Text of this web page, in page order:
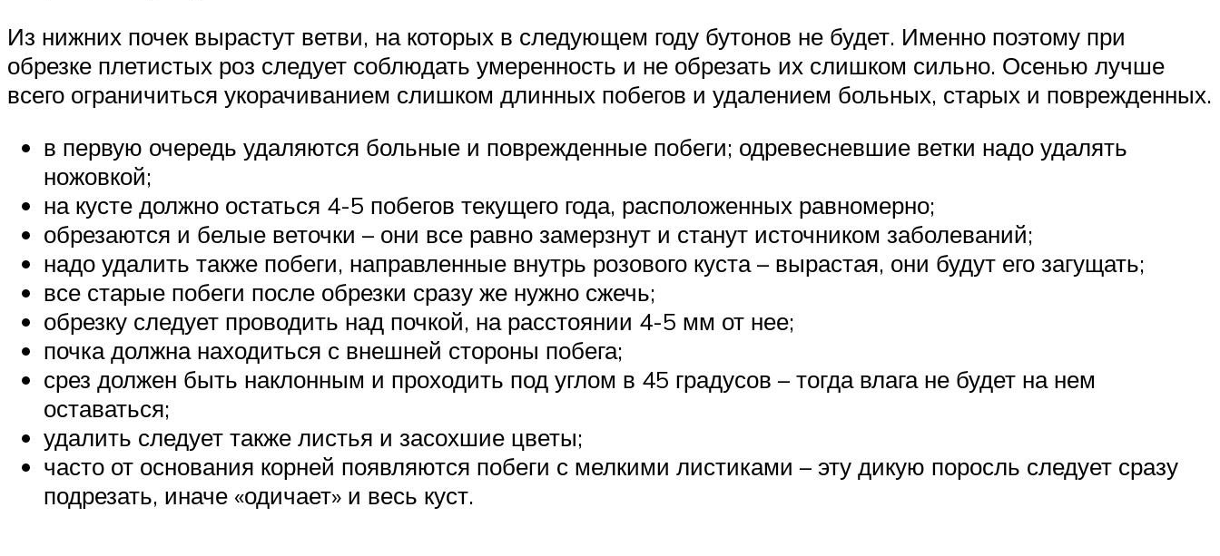
Из нижних почек вырастут ветви, на которых в следующем году бутонов не будет. Именно поэтому при
обрезке плетистых роз следует соблюдать умеренность и не обрезать их слишком сильно. Осенью лучше
всего ограничиться укорачиванием слишком длинных побегов и удалением больных, старых и поврежденных.
в первую очередь удаляются больные и поврежденные побеги; одревесневшие ветки надо удалять
ножовкой;
на кусте должно остаться 4-5 побегов текущего года, расположенных равномерно;
обрезаются и белые веточки – они все равно замерзнут и станут источником заболеваний;
надо удалить также побеги, направленные внутрь розового куста – вырастая, они будут его загущать;
все старые побеги после обрезки сразу же нужно сжечь;
обрезку следует проводить над почкой, на расстоянии 4-5 мм от нее;
почка должна находиться с внешней стороны побега;
срез должен быть наклонным и проходить под углом в 45 градусов – тогда влага не будет на нем
оставаться;
удалить следует также листья и засохшие цветы;
часто от основания корней появляются побеги с мелкими листиками – эту дикую поросль следует сразу
подрезать, иначе «одичает» и весь куст.